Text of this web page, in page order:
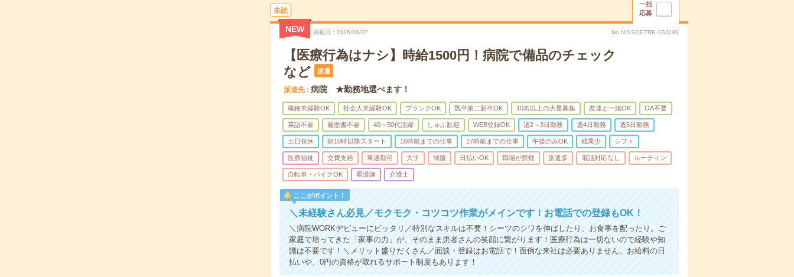
未読
一括
応募
NEW 掲載日 2026/08/07 No.NISSOETRK-1BJ199
【医療行為はナシ】時給1500円！病院で備品のチェック
など
派遣
派遣先 病院 ★勤務地選べます！
職種未経験OK 社会人未経験OK ブランクOK 既卒第二新卒OK 10名以上の大量募集 友達と一緒OK OA不要
英語不要 履歴書不要 40～50代活躍 しゅふ歓迎 WEB登録OK 週2～3日勤務 週4日勤務 週5日勤務
土日祝休 朝10時以降スタート 16時前までの仕事 17時前までの仕事 午後のみOK 残業少 シフト
医療福祉 交費支給 車通勤可 大手 制服 日払いOK 職場が禁煙 派遣多 電話対応なし ルーティン
自転車・バイクOK 看護師 介護士
ここがポイント！
＼未経験さん必見／モクモク・コツコツ作業がメインです！お電話での登録もOK！
＼病院WORKデビューにピッタリ／特別なスキルは不要！シーツのシワを伸ばしたり、お食事を配ったり。ご
家庭で培ってきた「家事の力」が、そのまま患者さんの笑顔に繋がります！医療行為は一切ないので経験や知
識は不要です！＼メリット盛りだくさん／面談・登録はお電話で！面倒な来社は必要ありません。お給料の日
払いや、0円の資格が取れるサポート制度もあります！